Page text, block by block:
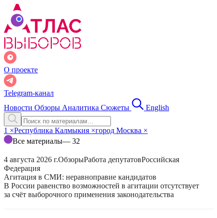
О проекте
Telegram-канал
Новости Обзоры Аналитика Сюжеты English
1 ×Республика Калмыкия ×город Москва ×
Все материалы— 32
4 августа 2026 г.ОбзорыРабота депутатовРоссийская
Федерация
Агитация в СМИ: неравноправие кандидатов
В России равенство возможностей в агитации отсутствует
за счёт выборочного применения законодательства